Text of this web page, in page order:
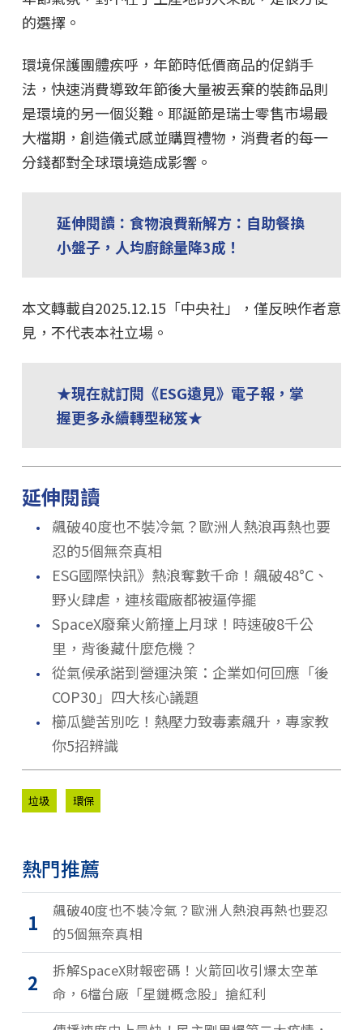
的選擇。
環境保護團體疾呼，年節時低價商品的促銷手
法，快速消費導致年節後大量被丟棄的裝飾品則
是環境的另一個災難。耶誕節是瑞士零售市場最
大檔期，創造儀式感並購買禮物，消費者的每一
分錢都對全球環境造成影響。
延伸閱讀：食物浪費新解方：自助餐換
小盤子，人均廚餘量降3成！
本文轉載自2025.12.15「中央社」，僅反映作者意
見，不代表本社立場。
★現在就訂閱《ESG遠見》電子報，掌
握更多永續轉型秘笈★
延伸閱讀
．
飆破40度也不裝冷氣？歐洲人熱浪再熱也要
忍的5個無奈真相
．
ESG國際快訊》熱浪奪數千命！飆破48°C、
野火肆虐，連核電廠都被逼停擺
． SpaceX廢棄火箭撞上月球！時速破8千公
里，背後藏什麼危機？
． 從氣候承諾到營運決策：企業如何回應「後
COP30」四大核心議題
． 櫛瓜變苦別吃！熱壓力致毒素飆升，專家教
你5招辨識
垃圾 環保
熱門推薦
1
飆破40度也不裝冷氣？歐洲人熱浪再熱也要忍
的5個無奈真相
2
拆解SpaceX財報密碼！火箭回收引爆太空革
命，6檔台廠「星鏈概念股」搶紅利